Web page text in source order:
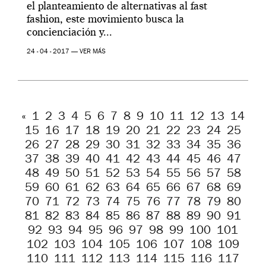
el planteamiento de alternativas al fast
fashion, este movimiento busca la
concienciación y...
24 - 04 - 2017 — VER MÁS
« 1 2 3 4 5 6 7 8 9 10 11 12 13 14
15 16 17 18 19 20 21 22 23 24 25
26 27 28 29 30 31 32 33 34 35 36
37
38 39 40 41 42 43 44 45 46 47
48 49 50 51 52 53 54 55 56 57
58
59 60 61 62 63 64 65 66 67 68 69
70
71 72 73 74 75 76 77 78 79 80
81 82 83 84 85 86 87 88 89 90 91
92 93 94 95 96 97 98 99 100 101
102 103 104 105 106 107 108 109
110 111 112 113 114 115 116 117